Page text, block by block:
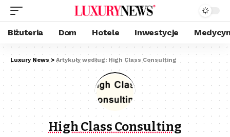
Biżuteria Dom Hotele Inwestycje
Luxury News > Artykuły według: High Class Consulting
High Class Consulting